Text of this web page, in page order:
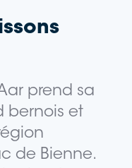
prend sa
bernois et
de Bienne.